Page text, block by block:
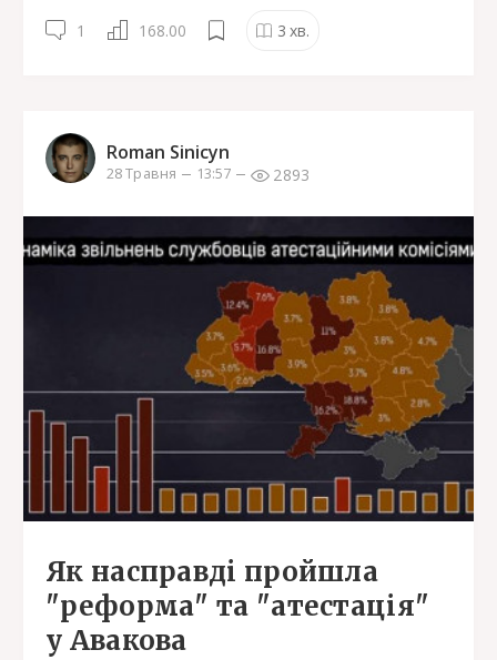
1 168.00 3 хв.
Roman Sinicyn
28 Травня 13:57 2893
Як насправді пройшла
"реформа" та "атестація"
у Авакова